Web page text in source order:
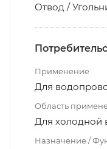
Отвод /
Применение
Для
Область
Для холодной
Назначение /